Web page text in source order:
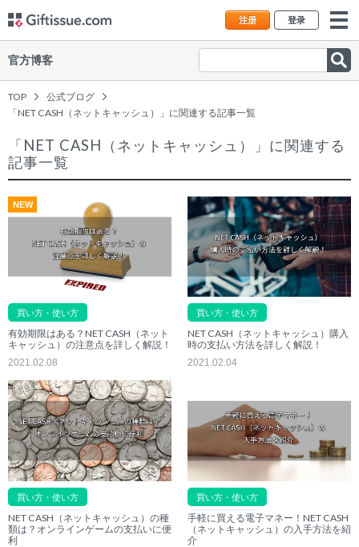
注册 登录
官方博客
TOP
公式ブログ
「NET CASH（ネットキャッシュ）」に関連する記事一覧
「NET CASH（ネットキャッシュ）」に関連する
記事一覧
NEW
買い方・使い方
有効期限はある？NET CASH（ネット
キャッシュ）の注意点を詳しく解説！
2021.02.08
買い方・使い方
NET CASH（ネットキャッシュ）購入
時の支払い方法を詳しく解説！
2021.02.04
買い方・使い方
NET CASH（ネットキャッシュ）の種
類は？オンラインゲームの支払いに便
利
買い方・使い方
手軽に買える電子マネー！NET CASH
（ネットキャッシュ）の入手方法を紹
介